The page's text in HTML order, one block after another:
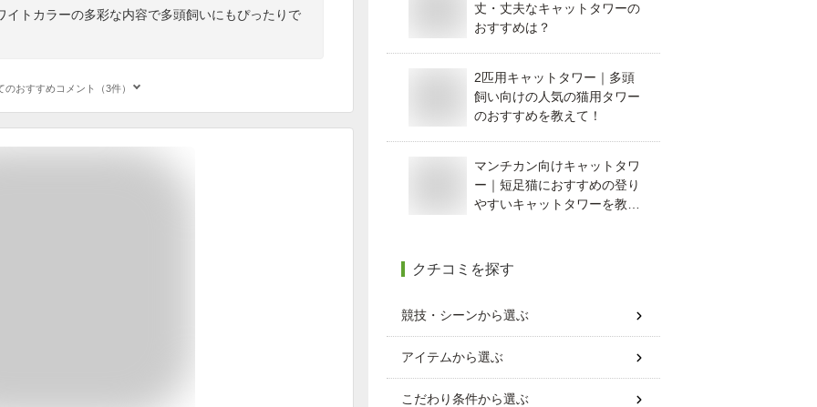
イトカラーの多彩な内容で多頭飼いにもぴったりで
のおすすめコメント（3件）
丈・丈夫なキャットタワーの
おすすめは？
2匹用キャットタワー｜多頭
飼い向けの人気の猫用タワー
のおすすめを教えて！
マンチカン向けキャットタワ
ー｜短足猫におすすめの登り
やすいキャットタワーを教え
クチコミを探す
競技・シーンから選ぶ
アイテムから選ぶ
こだわり条件から選ぶ